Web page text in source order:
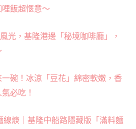
飯超愜意～
光，基隆港邊「秘境咖啡廳」，
碗！冰涼「豆花」綿密軟嫩，香
必吃！
線焿｜基隆中船路隱藏版「滿料麵